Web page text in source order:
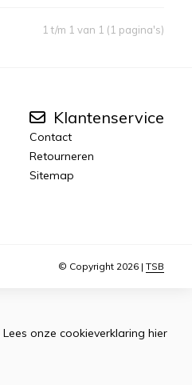
1 t/m 1 van 1 (1 pagina's)
Klantenservice
Contact
Retourneren
Sitemap
© Copyright 2026 | TSB
Lees onze cookieverklaring hier